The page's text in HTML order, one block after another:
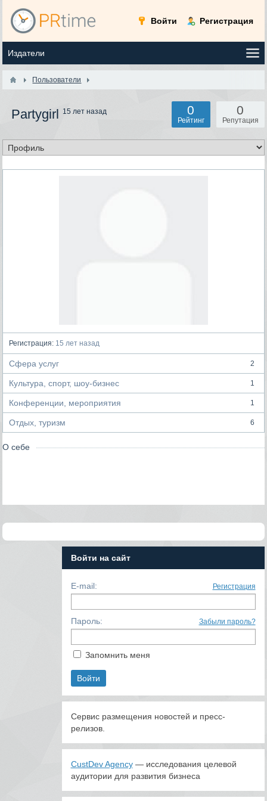
Войти Регистрация
Пользователи
Partygirl 15 лет назад 0
Репутация
0
Рейтинг
Регистрация: 15 лет назад
Сфера услуг 2
Культура, спорт, шоу-бизнес 1
Конференции, мероприятия 1
Отдых, туризм 6
О себе
Войти на сайт
E-mail: Регистрация
Пароль: Забыли пароль?
Запомнить меня
Сервис размещения новостей и пресс-
релизов.
CustDev Agency— исследования целевой
аудитории для развития бизнеса